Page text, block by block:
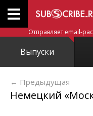
Отправляет email-
Выпуски
← Предыдущая
Немецкий